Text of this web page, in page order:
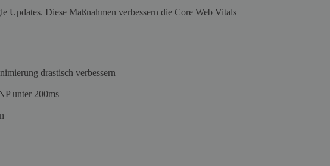
Updates. Diese Maßnahmen verbessern die Core Web Vitals
drastisch verbessern
unter 200ms